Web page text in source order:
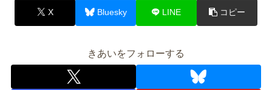
X Bluesky LINE コピー
きあいをフォローする